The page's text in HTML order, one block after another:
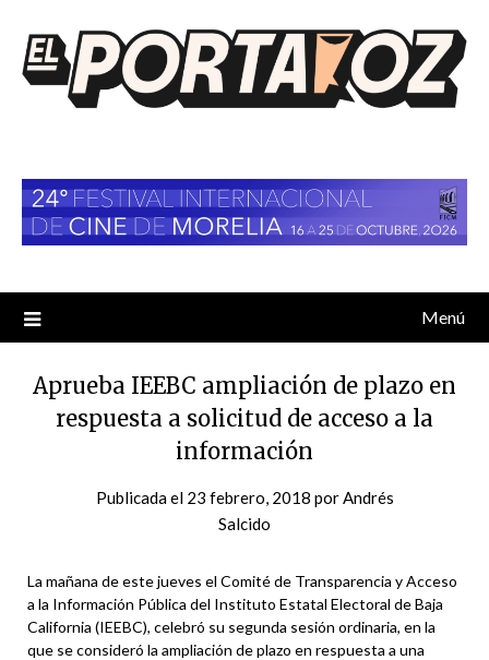
contenido
Menú
Aprueba IEEBC ampliación de plazo en
respuesta a solicitud de acceso a la
información
Publicada el 23 febrero, 2018 porAndrés
Salcido
La mañana de este jueves el Comité de Transparencia y Acceso
a la Información Pública del Instituto Estatal Electoral de Baja
California (IEEBC), celebró su segunda sesión ordinaria, en la
que se consideró la ampliación de plazo en respuesta a una